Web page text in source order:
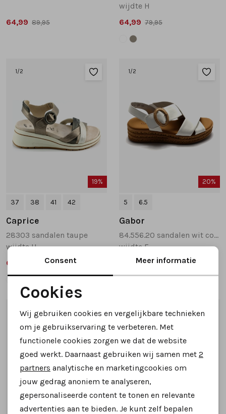
64,99 89,95
wijdte H
64,99 79,95
1 /2
19%
37 38 41 42
Caprice
28303 sandalen taupe
wijdte H
64,99
79,95
1 /2
20%
5 6.5
Gabor
84.556.20 sandalen wit combinatie
wijdte F
79,99 99,95
/2 1/2
Noodzakelijke cookies
Personalisatie cookies
Analytische cookies
Marketing cookies
Consent Meer informatie
Cookies
Wij gebruiken cookies en vergelijkbare technieken
om je gebruikservaring te verbeteren. Met
functionele cookies zorgen we dat de website
goed werkt. Daarnaast gebruiken wij samen met 2
partners analytische en marketingcookies om
jouw gedrag anoniem te analyseren,
gepersonaliseerde content te tonen en relevante
advertenties aan te bieden. Je kunt zelf bepalen